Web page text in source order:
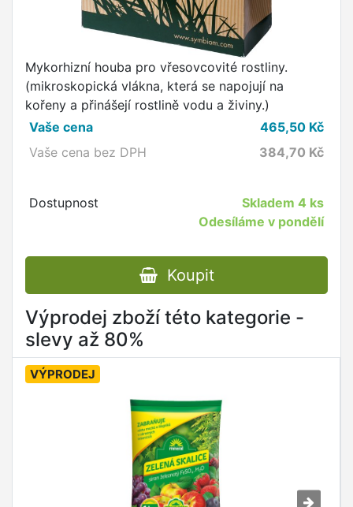
Mykorhizní houba pro vřesovcovité rostliny.
(mikroskopická vlákna, která se napojují na
kořeny a přinášejí rostlině vodu a živiny.)
Vaše cena
465,50 Kč
Vaše cena bez DPH
384,70 Kč
Dostupnost Skladem4 ks
Odesíláme v pondělí
Koupit
Výprodej zboží této kategorie -
slevy až 80%
VÝPRODEJ